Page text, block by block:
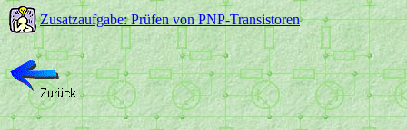
Zusatzaufgabe: Prüfen von PNP-Transistoren